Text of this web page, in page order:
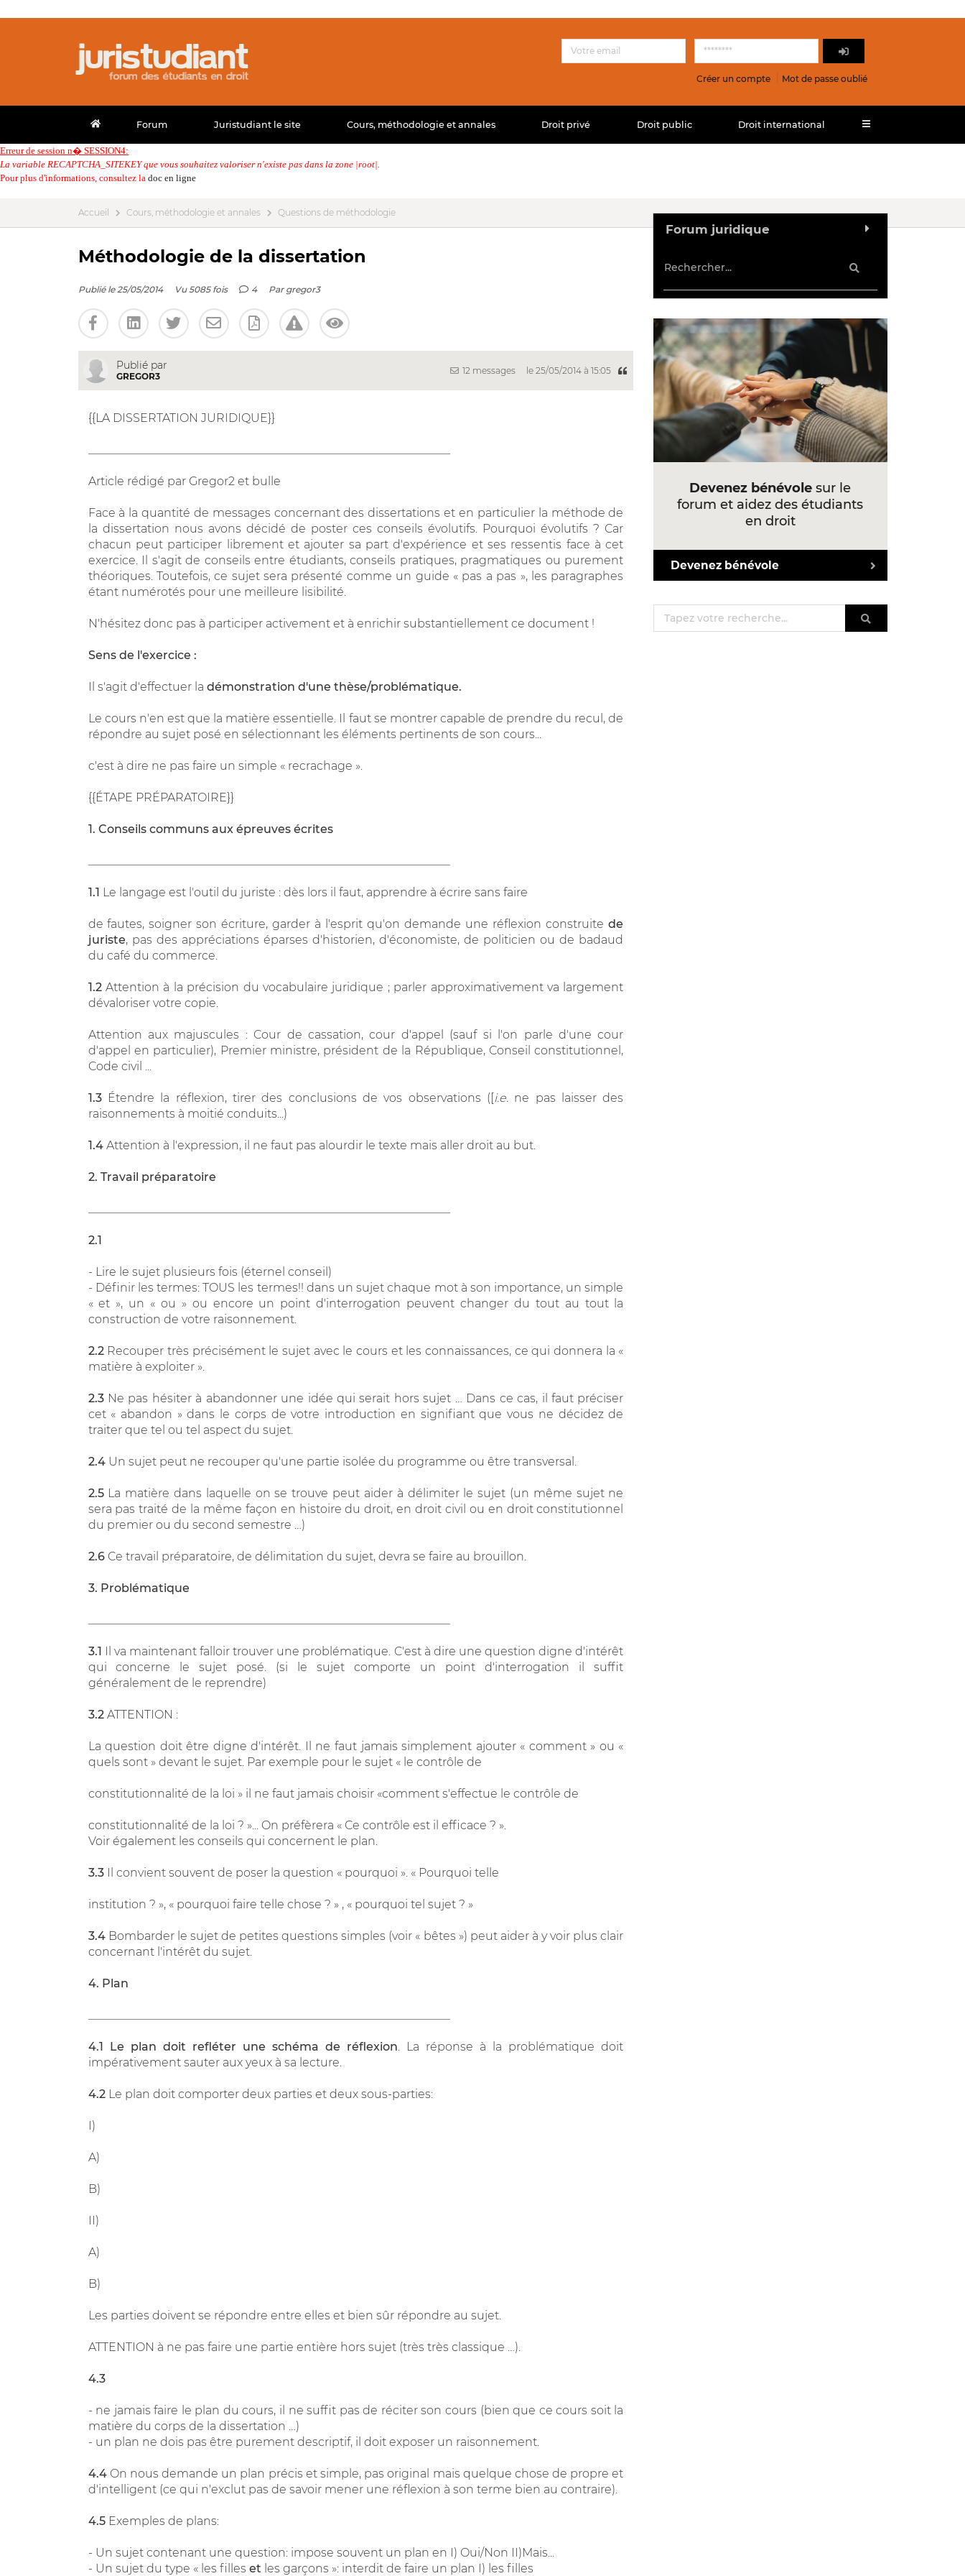
Créer un compte Mot de passe oublié
Forum Juristudiant le site Cours, méthodologie et annales Droit privé Droit public Droit international
Erreur de session n� SESSION4:
La variable RECAPTCHA_SITEKEY que vous souhaitez valoriser n'existe pas dans la zone |root|.
Pour plus d'informations, consultez la doc en ligne
Accueil Cours, méthodologie et annales Questions de méthodologie
Méthodologie de la dissertation
Publié le 25/05/2014 Vu 5085 fois 4 Par gregor3
Publié par
GREGOR3
12 messages le 25/05/2014 à 15:05
{{LA DISSERTATION JURIDIQUE}}
Article rédigé par Gregor2 et bulle
Face à la quantité de messages concernant des dissertations et en particulier la méthode de
la dissertation nous avons décidé de poster ces conseils évolutifs. Pourquoi évolutifs ? Car
chacun peut participer librement et ajouter sa part d'expérience et ses ressentis face à cet
exercice. Il s'agit de conseils entre étudiants, conseils pratiques, pragmatiques ou purement
théoriques. Toutefois, ce sujet sera présenté comme un guide « pas a pas », les paragraphes
étant numérotés pour une meilleure lisibilité.
N'hésitez donc pas à participer activement et à enrichir substantiellement ce document !
Sens de l'exercice :
Il s'agit d'effectuer la démonstration d'une thèse/problématique.
Le cours n'en est que la matière essentielle. Il faut se montrer capable de prendre du recul, de
répondre au sujet posé en sélectionnant les éléments pertinents de son cours...
c'est à dire ne pas faire un simple « recrachage ».
{{ÉTAPE PRÉPARATOIRE}}
1. Conseils communs aux épreuves écrites
1.1 Le langage est l'outil du juriste : dès lors il faut, apprendre à écrire sans faire
de fautes, soigner son écriture, garder à l'esprit qu'on demande une réflexion construitede
juriste, pas des appréciations éparses d'historien, d'économiste, de politicien ou de badaud
du café du commerce.
1.2Attention à la précision du vocabulaire juridique ; parler approximativement va largement
dévaloriser votre copie.
Attention aux majuscules : Cour de cassation, cour d'appel (sauf si l'on parle d'une cour
d'appel en particulier), Premier ministre, président de la République, Conseil constitutionnel,
Code civil ...
1.3Étendre la réflexion, tirer des conclusions de vos observations ([i.e. ne pas laisser des
raisonnements à moitié conduits...)
1.4Attention à l'expression, il ne faut pas alourdir le texte mais aller droit au but.
2. Travail préparatoire
2.1
- Lire le sujet plusieurs fois (éternel conseil)
- Définir les termes: TOUS les termes!! dans un sujet chaque mot à son importance, un simple
« et », un « ou » ou encore un point d'interrogation peuvent changer du tout au tout la
construction de votre raisonnement.
2.2Recouper très précisément le sujet avec le cours et les connaissances, ce qui donnera la «
matière à exploiter ».
2.3Ne pas hésiter à abandonner une idée qui serait hors sujet … Dans ce cas, il faut préciser
cet « abandon » dans le corps de votre introduction en signifiant que vous ne décidez de
traiter que tel ou tel aspect du sujet.
2.4Un sujet peut ne recouper qu'une partie isolée du programme ou être transversal.
2.5La matière dans laquelle on se trouve peut aider à délimiter le sujet (un même sujet ne
sera pas traité de la même façon en histoire du droit, en droit civil ou en droit constitutionnel
du premier ou du second semestre …)
2.6Ce travail préparatoire, de délimitation du sujet, devra se faire au brouillon.
3. Problématique
3.1 Il va maintenant falloir trouver une problématique. C'est à dire une question digne d'intérêt
qui concerne le sujet posé. (si le sujet comporte un point d'interrogation il suffit
généralement de le reprendre)
3.2ATTENTION :
La question doit être digne d'intérêt. Il ne faut jamais simplement ajouter « comment » ou «
quels sont » devant le sujet. Par exemple pour le sujet « le contrôle de
constitutionnalité de la loi » il ne faut jamais choisir «comment s'effectue le contrôle de
constitutionnalité de la loi ? »... On préfèrera « Ce contrôle est il efficace ? ».
Voir également les conseils qui concernent le plan.
3.3Il convient souvent de poser la question « pourquoi ». « Pourquoi telle
institution ? », « pourquoi faire telle chose ? » , « pourquoi tel sujet ? »
3.4Bombarder le sujet de petites questions simples (voir « bêtes ») peut aider à y voir plus clair
concernant l'intérêt du sujet.
4. Plan
4.1 Le plan doit refléter une schéma de réflexion . La réponse à la problématique doit
impérativement sauter aux yeux à sa lecture.
4.2Le plan doit comporter deux parties et deux sous-parties:
I)
A)
B)
II)
A)
B)
Les parties doivent se répondre entre elles et bien sûr répondre au sujet.
ATTENTION à ne pas faire une partie entière hors sujet (très très classique …).
4.3
- ne jamais faire le plan du cours, il ne suffit pas de réciter son cours (bien que ce cours soit la
matière du corps de la dissertation …)
- un plan ne dois pas être purement descriptif, il doit exposer un raisonnement.
4.4On nous demande un plan précis et simple, pas original mais quelque chose de propre et
d'intelligent (ce qui n'exclut pas de savoir mener une réflexion à son terme bien au contraire).
4.5Exemples de plans:
- Un sujet contenant une question: impose souvent un plan en I) Oui/Non II)Mais...
- Un sujet du type « les filles et les garçons »: interdit de faire un plan I) les filles
Forum juridique
Devenez bénévole sur le
forum et aidez des étudiants
en droit
Devenez bénévole